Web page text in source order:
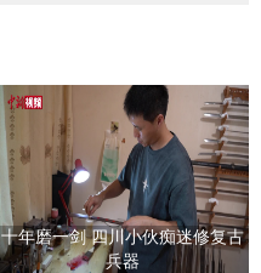
十年磨一剑 四川小伙痴迷修复古
兵器